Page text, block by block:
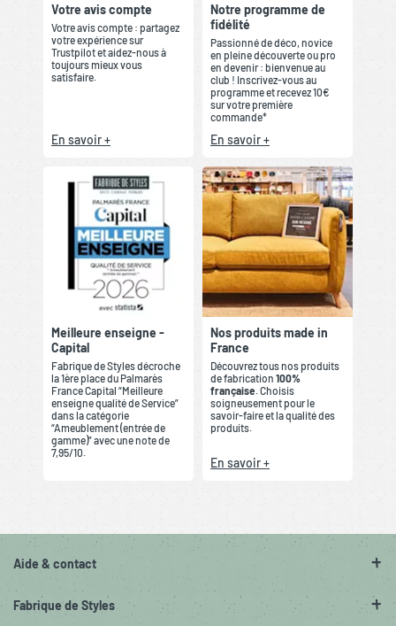
Votre avis compte
Votre avis compte : partagez
votre expérience sur
Trustpilot et aidez-nous à
toujours mieux vous
satisfaire.
En savoir +
Notre programme de
fidélité
Passionné de déco, novice
en pleine découverte ou pro
en devenir : bienvenue au
club ! Inscrivez-vous au
programme et recevez 10€
sur votre première
commande*
En savoir +
Meilleure enseigne -
Capital
Fabrique de Styles décroche
la 1ère place du Palmarès
France Capital “Meilleure
enseigne qualité de Service”
dans la catégorie
“Ameublement (entrée de
gamme)” avec une note de
7,95/10.
Nos produits made in
France
Découvrez tous nos produits
de fabrication 100%
française . Choisis
soigneusement pour le
savoir-faire et la qualité des
produits.
En savoir +
Aide & contact
Fabrique de Styles